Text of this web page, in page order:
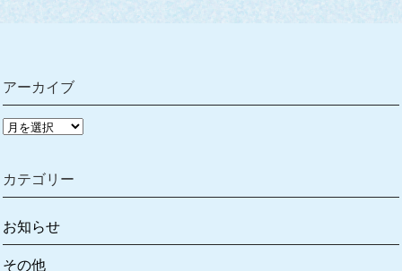
アーカイブ
ア
カ
イ
ブ
カテゴリー
お知らせ
その他